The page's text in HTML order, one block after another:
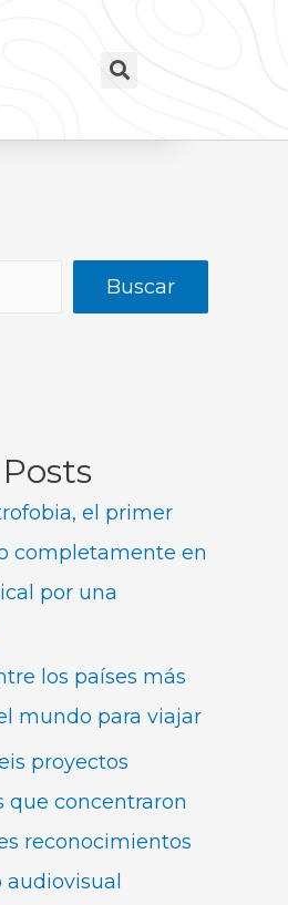
Buscar
el primer
completamente en
por una
los países más
mundo para viajar
proyectos
que concentraron
reconocimientos